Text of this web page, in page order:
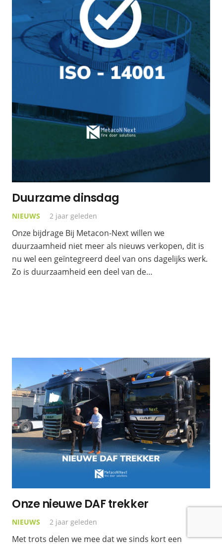
Duurzame dinsdag
NIEUWS 2 jaar geleden
Onze bijdrage Bij Metacon-Next willen we
duurzaamheid niet meer als nieuws verkopen, dit is
nu wel een geïntegreerd deel van ons dagelijks werk.
Zo is duurzaamheid een deel van de…
Onze nieuwe DAF trekker
NIEUWS 2 jaar geleden
Met trots delen we mee dat we sinds kort een